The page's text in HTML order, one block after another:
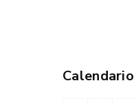
Calendario